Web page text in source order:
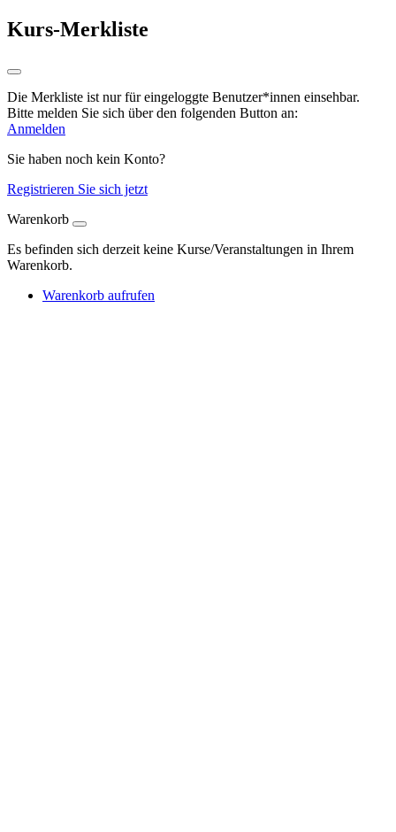
Kurs-Merkliste
Die Merkliste ist nur für eingeloggte Benutzer*innen einsehbar.
Bitte melden Sie sich über den folgenden Button an:
Anmelden
Sie haben noch kein Konto?
Registrieren Sie sich jetzt
Warenkorb
Es befinden sich derzeit keine Kurse/Veranstaltungen in Ihrem
Warenkorb.
Warenkorb aufrufen